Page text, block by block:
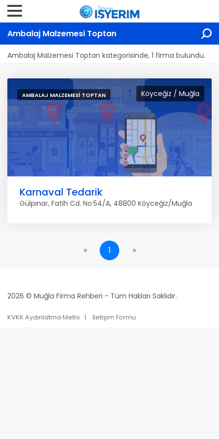
Ambalaj Malzemesi Toptan
Ambalaj Malzemesi Toptan kategorisinde, 1 firma bulundu.
Köyceğiz / Muğla
AMBALAJ MALZEMESI TOPTAN
Karnaval Tedarik
Gülpınar, Fatih Cd. No:54/A, 48800 Köyceğiz/Muğla
« 1 »
2026 © Muğla Firma Rehberi - Tüm Hakları Saklıdır.
KVKK Aydınlatma Metni İletişim Formu